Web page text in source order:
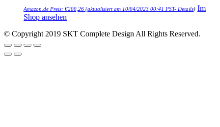
Amazon.de Preis: €200,26 (aktualisiert am 10/04/2023 00:41 PST- Details) Im
Shop ansehen
© Copyright 2019 SKT Complete Design All Rights Reserved.